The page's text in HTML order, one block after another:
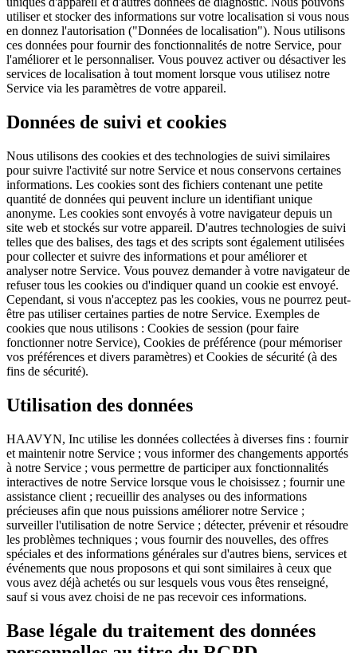
utiliser et stocker des informations sur votre localisation si vous nous
en donnez l'autorisation ("Données de localisation"). Nous utilisons
ces données pour fournir des fonctionnalités de notre Service, pour
l'améliorer et le personnaliser. Vous pouvez activer ou désactiver les
services de localisation à tout moment lorsque vous utilisez notre
Service via les paramètres de votre appareil.
Données de suivi et cookies
Nous utilisons des cookies et des technologies de suivi similaires
pour suivre l'activité sur notre Service et nous conservons certaines
informations. Les cookies sont des fichiers contenant une petite
quantité de données qui peuvent inclure un identifiant unique
anonyme. Les cookies sont envoyés à votre navigateur depuis un
site web et stockés sur votre appareil. D'autres technologies de suivi
telles que des balises, des tags et des scripts sont également utilisées
pour collecter et suivre des informations et pour améliorer et
analyser notre Service. Vous pouvez demander à votre navigateur de
refuser tous les cookies ou d'indiquer quand un cookie est envoyé.
Cependant, si vous n'acceptez pas les cookies, vous ne pourrez peut-
être pas utiliser certaines parties de notre Service. Exemples de
cookies que nous utilisons : Cookies de session (pour faire
fonctionner notre Service), Cookies de préférence (pour mémoriser
vos préférences et divers paramètres) et Cookies de sécurité (à des
fins de sécurité).
Utilisation des données
HAAVYN, Inc utilise les données collectées à diverses fins : fournir
et maintenir notre Service ; vous informer des changements apportés
à notre Service ; vous permettre de participer aux fonctionnalités
interactives de notre Service lorsque vous le choisissez ; fournir une
assistance client ; recueillir des analyses ou des informations
précieuses afin que nous puissions améliorer notre Service ;
surveiller l'utilisation de notre Service ; détecter, prévenir et résoudre
les problèmes techniques ; vous fournir des nouvelles, des offres
spéciales et des informations générales sur d'autres biens, services et
événements que nous proposons et qui sont similaires à ceux que
vous avez déjà achetés ou sur lesquels vous vous êtes renseigné,
sauf si vous avez choisi de ne pas recevoir ces informations.
Base légale du traitement des données